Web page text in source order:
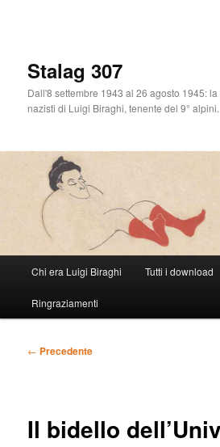
Stalag 307
Dall'8 settembre 1943 al 26 agosto 1945:
nazisti di Luigi Biraghi, tenente del 9° alpini.
principale
Vai
al
Chi era Luigi Biraghi Tutti i download
Ringraziamenti
Navigazione
← Precedente
Il bidello